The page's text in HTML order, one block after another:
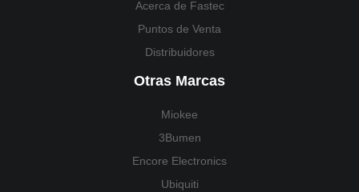
Acerca de Fastec
Puntos de Venta
Distribuidores
Otras Marcas
Miokee
3Bumen
Encore Electronics
Ubiquiti